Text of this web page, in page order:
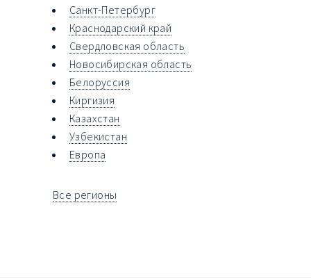
Санкт-Петербург
Краснодарский край
Свердловская область
Новосибирская область
Белоруссия
Киргизия
Казахстан
Узбекистан
Европа
Все регионы